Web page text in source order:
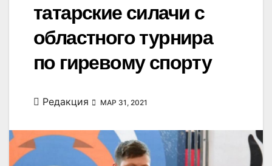
татарские силачи с
областного турнира
по гиревому спорту
Редакция МАР 31, 2021